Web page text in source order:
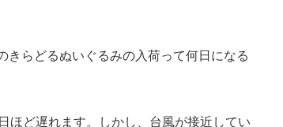
きらどるぬいぐるみの入荷って何日になる
ほど遅れます。しかし、台風が接近してい